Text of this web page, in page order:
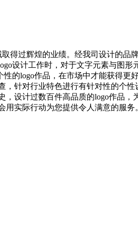
得过辉煌的业绩。经我司设计的品
设计工作时，对于文字元素与图形
的logo作品，在市场中才能获得更
针对行业特色进行有针对性的个
设计过数百件高品质的logo作品，
实际行动为您提供令人满意的服务